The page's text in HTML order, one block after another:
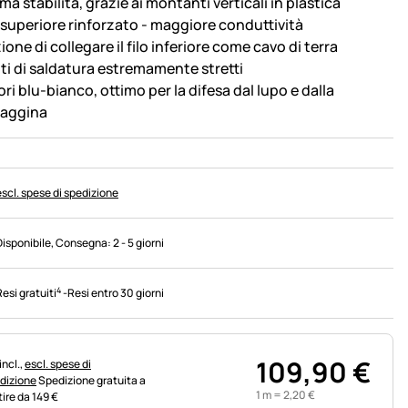
superiore rinforzato - maggiore conduttività
di collegare il filo inferiore come cavo di terra
di saldatura estremamente stretti
blu-bianco, ottimo per la difesa dal lupo e dalla
spese di spedizione
, Consegna:2 - 5 giorni
gratuiti4-Resi entro 30 giorni
fiscali:
escl. spese di
Spedizione gratuita a
da 149 €
109,90€
1 m =2,20€